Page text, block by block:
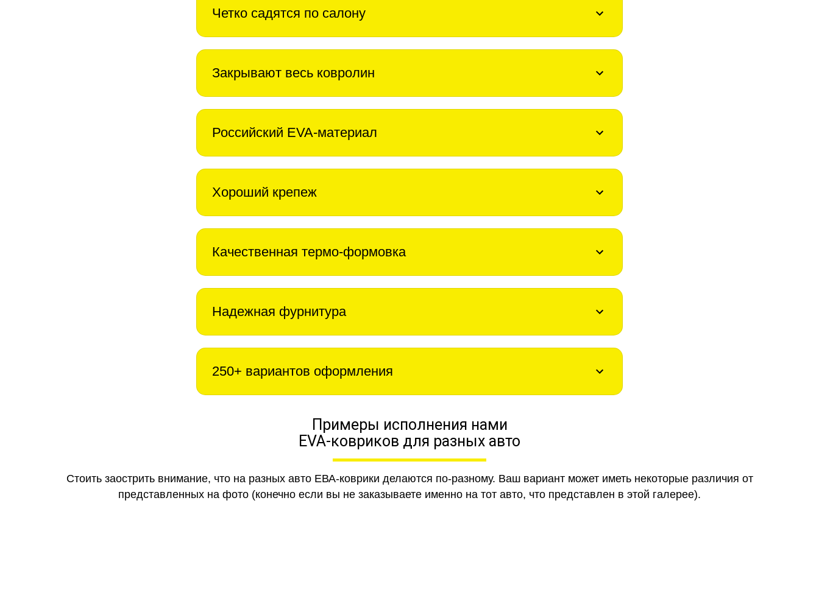
Четко садятся по салону
Закрывают весь ковролин
Российский EVA-материал
Хороший крепеж
Качественная термо-формовка
Надежная фурнитура
250+ вариантов оформления
Примеры исполнения нами
EVA-ковриков для разных авто
Стоить заострить внимание, что на разных авто ЕВА-коврики делаются по-разному. Ваш вариант может иметь некоторые различия от
представленных на фото (конечно если вы не заказываете именно на тот авто, что представлен в этой галерее).